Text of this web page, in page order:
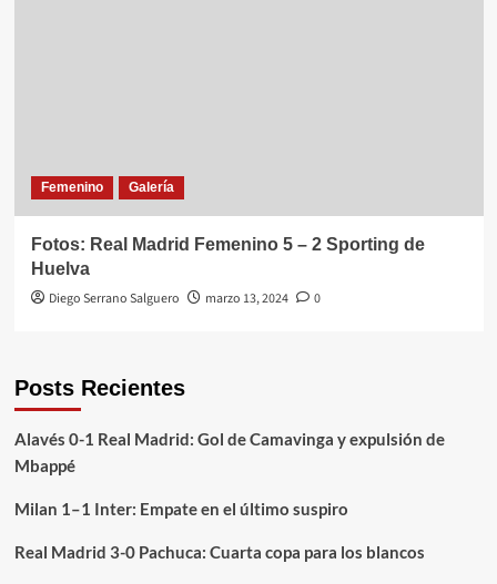
Femenino Galería
Fotos: Real Madrid Femenino 5 – 2 Sporting de
Huelva
Diego Serrano Salguero
marzo 13, 2024 0
Posts Recientes
Alavés 0-1 Real Madrid: Gol de Camavinga y expulsión de
Mbappé
Milan 1–1 Inter: Empate en el último suspiro
Real Madrid 3-0 Pachuca: Cuarta copa para los blancos